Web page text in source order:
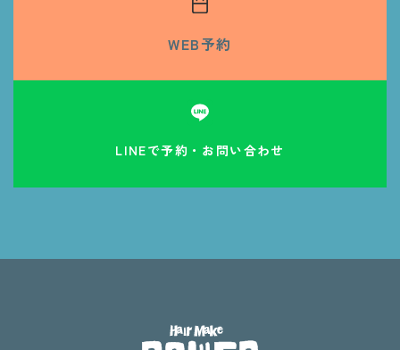
WEB予約
LINEで予約・お問い合わせ